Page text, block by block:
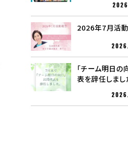
2026年7月活
「チーム明日の
表を辞任しまし